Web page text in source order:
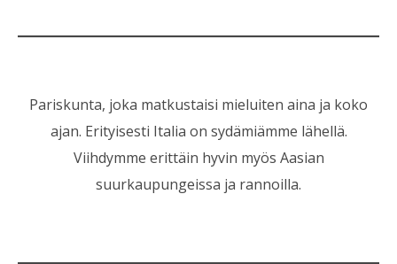
Pariskunta, joka matkustaisi mieluiten aina ja koko
ajan. Erityisesti Italia on sydämiämme lähellä.
Viihdymme erittäin hyvin myös Aasian
suurkaupungeissa ja rannoilla.